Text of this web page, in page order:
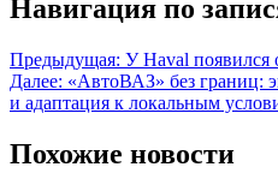
Навигация по
Предыдущая: У Haval
Далее: «АвтоВАЗ» без границ:
и адаптация к локальным
Похожие новости